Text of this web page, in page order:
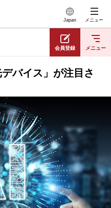
Japan メニュー
会員登録 メニュー
バイス」が注目さ